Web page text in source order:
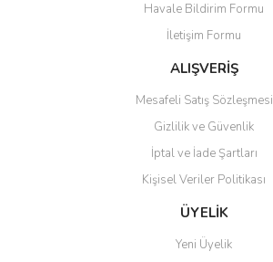
Ürün bilgilerinde hatalar bulunuyor.
Ürün fiyatı diğer sitelerden daha pahalı.
Bu ürüne benzer farklı alternatifler olmalı.
Gönder
Havale Bildirim Formu
İletişim Formu
ALIŞVERİŞ
Mesafeli Satış Sözleşmesi
Gizlilik ve Güvenlik
İptal ve İade Şartları
Kişisel Veriler Politikası
ÜYELİK
Yeni Üyelik